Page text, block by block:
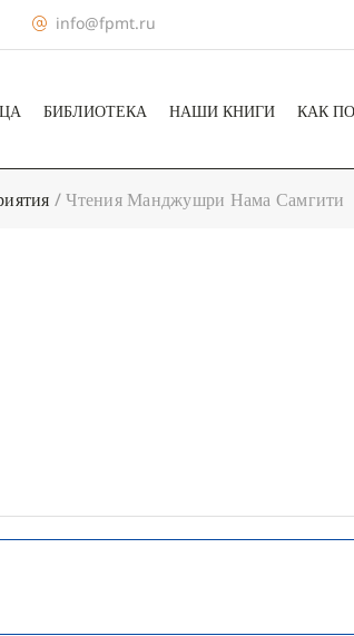
info@fpmt.ru
БИБЛИОТЕКА НАШИ КНИГИ КАК
/Чтения Манджушри Нама Самгити